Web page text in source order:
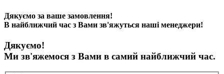
Дякуємо за ваше замовлення!
В найближчий час з Вами зв'яжуться наші менеджери!
Дякуємо!
Ми зв'яжемося з Вами в самий найближчий час.